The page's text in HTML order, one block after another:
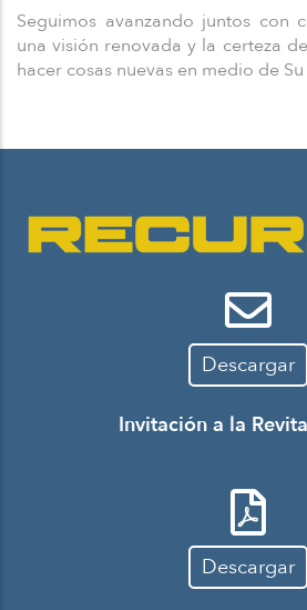
Seguimos avanzando juntos con
una visión renovada y la certeza
hacer cosas nuevas en medio de
Descargar
Invitación a la
Descargar